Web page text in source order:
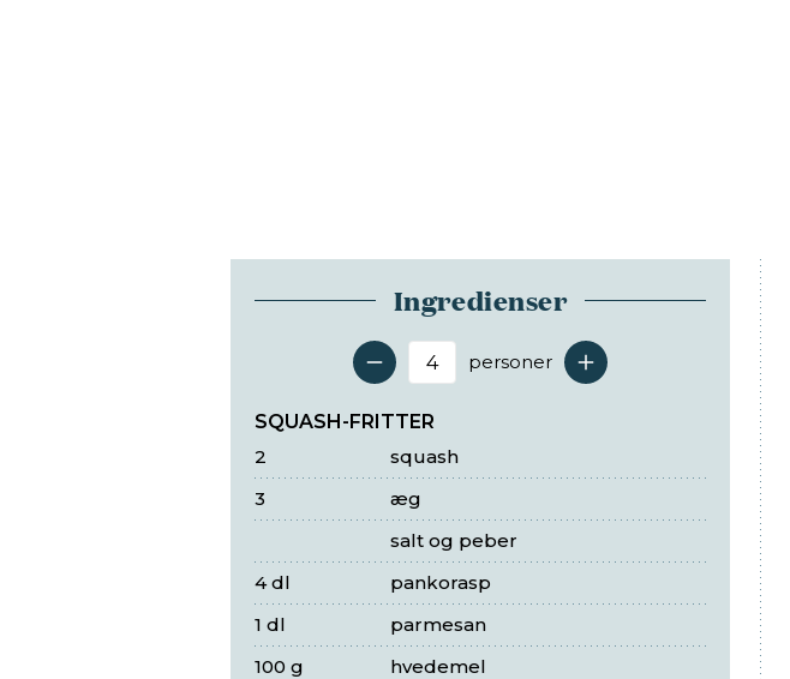
Ingredienser
Antal serveringer
personer
SQUASH-FRITTER
squash
2
æg
3
salt og peber
pankorasp
4 dl
parmesan
1 dl
hvedemel
100 g